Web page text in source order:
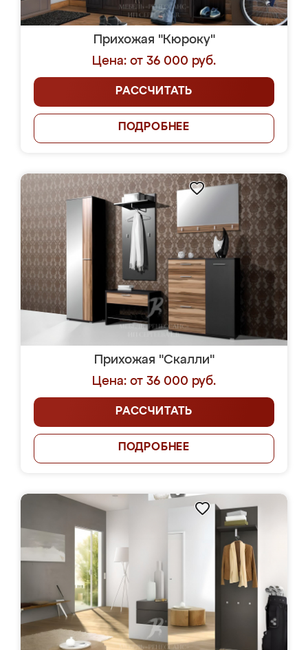
Прихожая "Кюроку"
Цена: от 36 000 руб.
РАССЧИТАТЬ
ПОДРОБНЕЕ
Прихожая "Скалли"
Цена: от 36 000 руб.
РАССЧИТАТЬ
ПОДРОБНЕЕ